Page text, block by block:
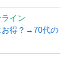
イン
お得？→70代の